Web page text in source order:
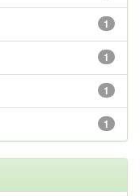
1
1
1
1